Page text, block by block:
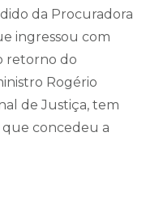
da Procuradora
ingressou com
retorno do
Rogério
de Justiça, tem
que concedeu a